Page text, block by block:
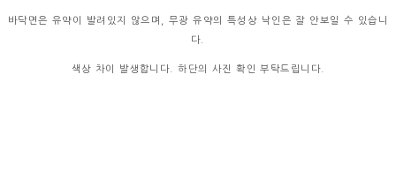
바닥면은 유약이 발려있지 않으며, 무광 유약의 특성상 낙인은 잘 안보일 수 있습니
다.
색상 차이 발생합니다. 하단의 사진 확인 부탁드립니다.